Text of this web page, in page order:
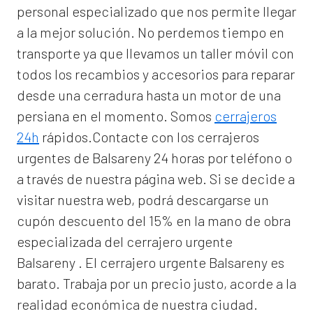
personal especializado que nos permite llegar
a la mejor solución. No perdemos tiempo en
transporte ya que llevamos un taller móvil con
todos los recambios y accesorios para reparar
desde una cerradura hasta un motor de una
persiana en el momento. Somos cerrajeros
24h rápidos.Contacte con los cerrajeros
urgentes de Balsareny 24 horas por teléfono o
a través de nuestra página web. Si se decide a
visitar nuestra web, podrá descargarse un
cupón descuento del 15% en la mano de obra
especializada del cerrajero urgente
Balsareny . El cerrajero urgente Balsareny es
barato. Trabaja por un precio justo, acorde a la
realidad económica de nuestra ciudad.